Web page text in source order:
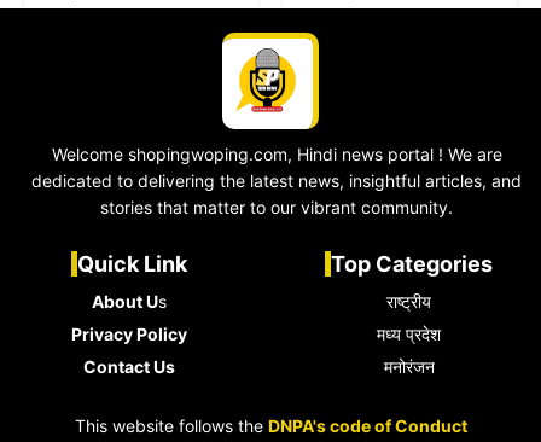
Welcome shopingwoping.com, Hindi news portal ! We are
dedicated to delivering the latest news, insightful articles, and
stories that matter to our vibrant community.
Quick Link
About Us
Privacy Policy
Contact Us
Top Categories
राष्ट्रीय
मध्य प्रदेश
मनोरंजन
This website follows the DNPA's code of Conduct